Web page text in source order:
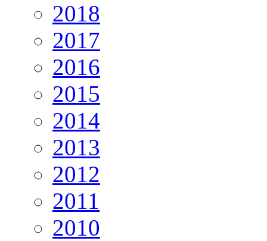
2018
2017
2016
2015
2014
2013
2012
2011
2010